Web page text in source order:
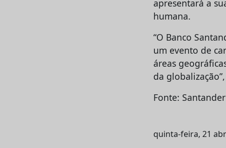
apresentará a
humana.
“O Banco
um evento de
áreas
da
Fonte:
quinta-feira, 21